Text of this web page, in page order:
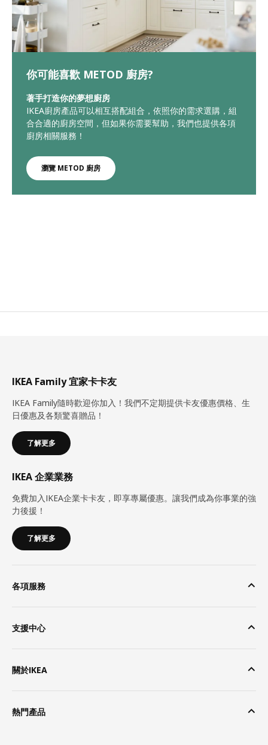
你可能喜歡 METOD 廚房?
著手打造你的夢想廚房
IKEA廚房產品可以相互搭配組合，依照你的需求選購，組
合合適的廚房空間，但如果你需要幫助，我們也提供各項
廚房相關服務！
瀏覽 METOD 廚房
IKEA Family 宜家卡卡友
IKEA Family隨時歡迎你加入！我們不定期提供卡友優惠價格、生
日優惠及各類驚喜贈品！
了解更多
IKEA 企業業務
免費加入IKEA企業卡卡友，即享專屬優惠。讓我們成為你事業的強
力後援！
了解更多
各項服務
支援中心
關於IKEA
熱門產品